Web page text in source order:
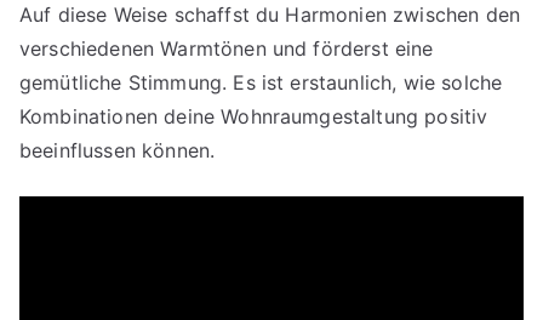
Auf diese Weise schaffst du Harmonien zwischen den
verschiedenen Warmtönen und förderst eine
gemütliche Stimmung. Es ist erstaunlich, wie solche
Kombinationen deine Wohnraumgestaltung positiv
beeinflussen können.